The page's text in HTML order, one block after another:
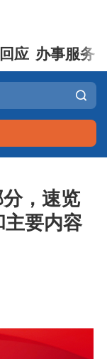
应 办事服务
，速览
主要内容